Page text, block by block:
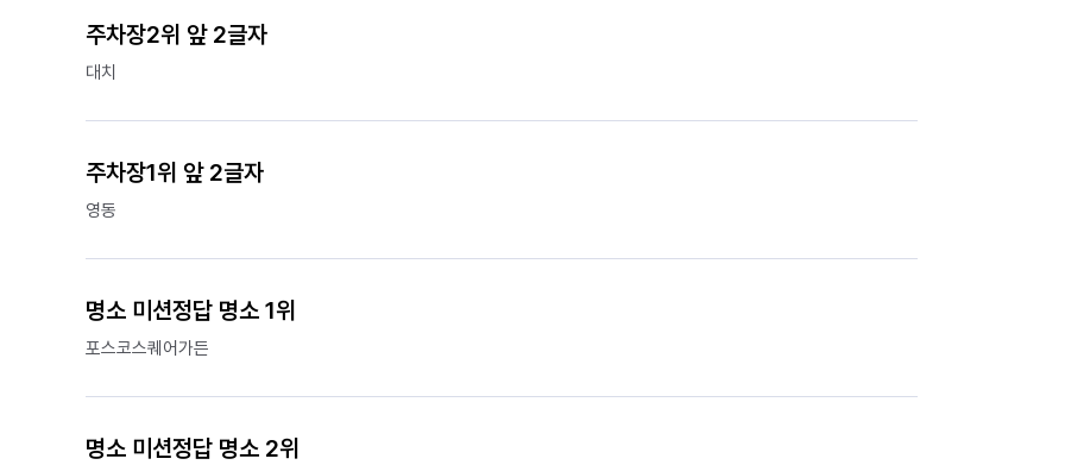
주차장2위 앞 2글자
대치
주차장1위 앞 2글자
영동
명소 미션정답 명소 1위
포스코스퀘어가든
명소 미션정답 명소 2위